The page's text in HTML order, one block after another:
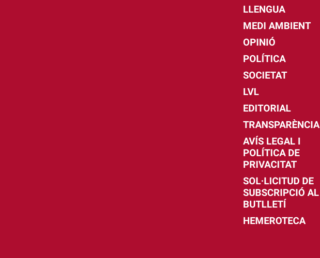
LLENGUA
MEDI AMBIENT
OPINIÓ
POLÍTICA
SOCIETAT
LVL
EDITORIAL
TRANSPARÈNCIA
AVÍS LEGAL I
POLÍTICA DE
PRIVACITAT
SOL·LICITUD DE
SUBSCRIPCIÓ AL
BUTLLETÍ
HEMEROTECA